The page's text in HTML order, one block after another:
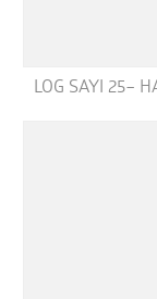
LOG SAYI 25–